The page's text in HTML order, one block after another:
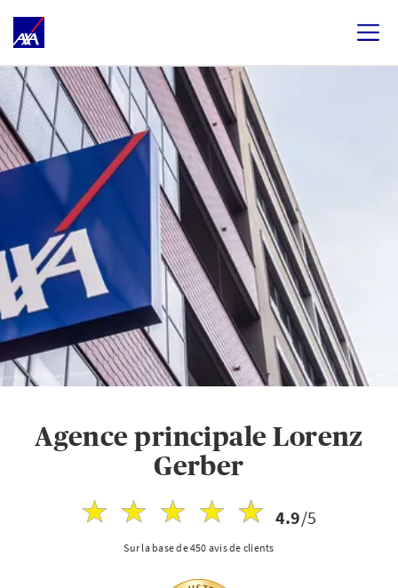
Agence principale Lorenz
Gerber
4.9/5
Sur la base de 450 avis de clients